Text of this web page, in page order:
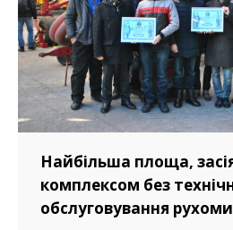
Найбільша площа,
комплексом без
обслуговування